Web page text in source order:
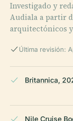
Investigado y
Audiala a partir
arquitectónicos
Última revisión:
Britannica,
Nile Cruise